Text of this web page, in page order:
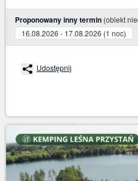
Proponowany inny termin (obiekt
16.08.2026 - 17.08.2026 (1 noc)
Udostępnij